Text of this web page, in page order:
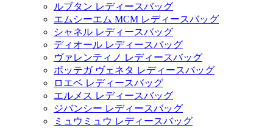
ルブタン レディースバッグ
エムシーエム MCM レディースバッグ
シャネル レディースバッグ
ディオール レディースバッグ
ヴァレンティノ レディースバッグ
ボッテガ ヴェネタ レディースバッグ
ロエベ レディースバッグ
エルメス レディースバッグ
ジバンシー レディースバッグ
ミュウミュウ レディースバッグ